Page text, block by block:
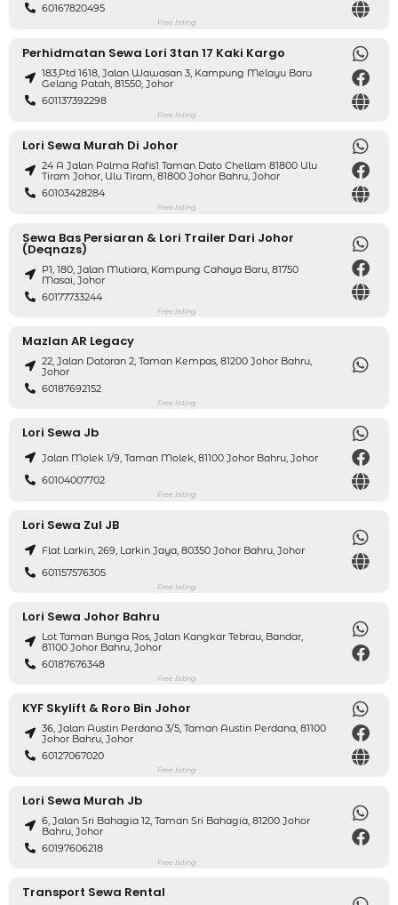
60167820495
Free listing
Perhidmatan Sewa Lori 3tan 17 Kaki Kargo
183,ptd 1618, Jalan Wawasan 3, Kampung Melayu Baru
Gelang Patah, 81550, Johor
601137392298
Free listing
Lori Sewa Murah Di Johor
24 A Jalan Palma Rafis1 Taman Dato Chellam 81800 Ulu
Tiram Johor, Ulu Tiram, 81800 Johor Bahru, Johor
60103428284
Free listing
Sewa Bas Persiaran & Lori Trailer Dari Johor
(deqnazs)
P1, 180, Jalan Mutiara, Kampung Cahaya Baru, 81750
Masai, Johor
60177733244
Free listing
Mazlan AR Legacy
22, Jalan Dataran 2, Taman Kempas, 81200 Johor Bahru,
Johor
60187692152
Free listing
Lori Sewa Jb
Jalan Molek 1/9, Taman Molek, 81100 Johor Bahru, Johor
60104007702
Free listing
Lori Sewa Zul JB
Flat Larkin, 269, Larkin Jaya, 80350 Johor Bahru, Johor
601157576305
Free listing
Lori Sewa Johor Bahru
Lot Taman Bunga Ros, Jalan Kangkar Tebrau, Bandar,
81100 Johor Bahru, Johor
60187676348
Free listing
KYF Skylift & Roro Bin Johor
36, Jalan Austin Perdana 3/5, Taman Austin Perdana, 81100
Johor Bahru, Johor
60127067020
Free listing
Lori Sewa Murah Jb
6, Jalan Sri Bahagia 12, Taman Sri Bahagia, 81200 Johor
Bahru, Johor
60197606218
Free listing
Transport Sewa Rental